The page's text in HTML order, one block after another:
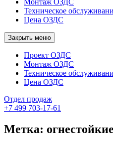
Монтаж ОЗДС
Техническое
Цена ОЗДС
Закрыть меню
Проект ОЗДС
Монтаж ОЗДС
Техническое
Цена ОЗДС
Отдел продаж
+7 499 703-17-61
Метка: